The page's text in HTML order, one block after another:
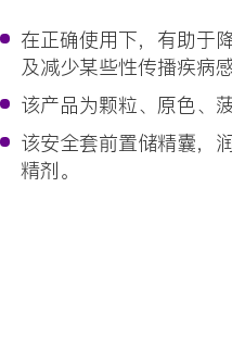
在正确使用下，有助于
及减少某些性传播疾病
该产品为颗粒、原色、菠
该安全套前置储精囊，
精剂。